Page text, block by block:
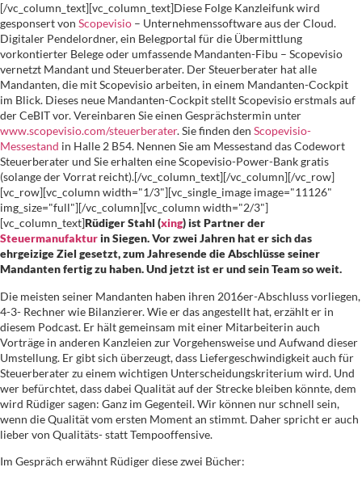
[/vc_column_text][vc_column_text]Diese Folge Kanzleifunk wird
gesponsert von Scopevisio – Unternehmenssoftware aus der Cloud.
Digitaler Pendelordner, ein Belegportal für die Übermittlung
vorkontierter Belege oder umfassende Mandanten-Fibu – Scopevisio
vernetzt Mandant und Steuerberater. Der Steuerberater hat alle
Mandanten, die mit Scopevisio arbeiten, in einem Mandanten-Cockpit
im Blick. Dieses neue Mandanten-Cockpit stellt Scopevisio erstmals auf
der CeBIT vor. Vereinbaren Sie einen Gesprächstermin unter
www.scopevisio.com/steuerberater. Sie finden den Scopevisio-
Messestand in Halle 2 B54. Nennen Sie am Messestand das Codewort
Steuerberater und Sie erhalten eine Scopevisio-Power-Bank gratis
(solange der Vorrat reicht).[/vc_column_text][/vc_column][/vc_row]
[vc_row][vc_column width="1/3"][vc_single_image image="11126"
img_size="full"][/vc_column][vc_column width="2/3"]
[vc_column_text]Rüdiger Stahl (xing) ist Partner der
Steuermanufakturin Siegen. Vor zwei Jahren hat er sich das
ehrgeizige Ziel gesetzt, zum Jahresende die Abschlüsse seiner
Mandanten fertig zu haben. Und jetzt ist er und sein Team so weit.
Die meisten seiner Mandanten haben ihren 2016er-Abschluss vorliegen,
4-3- Rechner wie Bilanzierer. Wie er das angestellt hat, erzählt er in
diesem Podcast. Er hält gemeinsam mit einer Mitarbeiterin auch
Vorträge in anderen Kanzleien zur Vorgehensweise und Aufwand dieser
Umstellung. Er gibt sich überzeugt, dass Liefergeschwindigkeit auch für
Steuerberater zu einem wichtigen Unterscheidungskriterium wird. Und
wer befürchtet, dass dabei Qualität auf der Strecke bleiben könnte, dem
wird Rüdiger sagen: Ganz im Gegenteil. Wir können nur schnell sein,
wenn die Qualität vom ersten Moment an stimmt. Daher spricht er auch
lieber von Qualitäts- statt Tempooffensive.
Im Gespräch erwähnt Rüdiger diese zwei Bücher: